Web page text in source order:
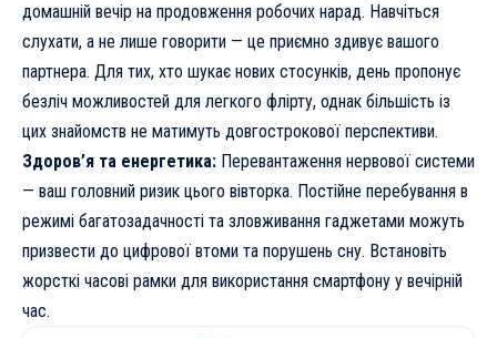
домашній вечір на продовження робочих нарад. Навчіться
слухати, а не лише говорити — це приємно здивує вашого
партнера. Для тих, хто шукає нових стосунків, день пропонує
безліч можливостей для легкого флірту, однак більшість із
цих знайомств не матимуть довгострокової перспективи.
Здоров’я та енергетика: Перевантаження нервової системи
— ваш головний ризик цього вівторка. Постійне перебування в
режимі багатозадачності та зловживання гаджетами можуть
призвести до цифрової втоми та порушень сну. Встановіть
жорсткі часові рамки для використання смартфону у вечірній
час.